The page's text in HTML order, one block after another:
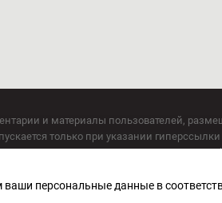
и материалы пользователей,
только при указании гиперссылки
только при указании на ресурс:
в сфере связи, информационных
персональные данные в